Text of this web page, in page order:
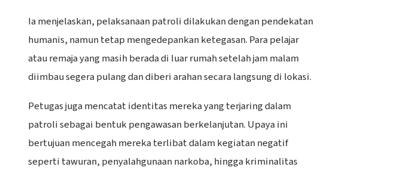
Ia menjelaskan, pelaksanaan patroli dilakukan dengan pendekatan
humanis, namun tetap mengedepankan ketegasan. Para pelajar
atau remaja yang masih berada di luar rumah setelah jam malam
diimbau segera pulang dan diberi arahan secara langsung di lokasi.
Petugas juga mencatat identitas mereka yang terjaring dalam
patroli sebagai bentuk pengawasan berkelanjutan. Upaya ini
bertujuan mencegah mereka terlibat dalam kegiatan negatif
seperti tawuran, penyalahgunaan narkoba, hingga kriminalitas